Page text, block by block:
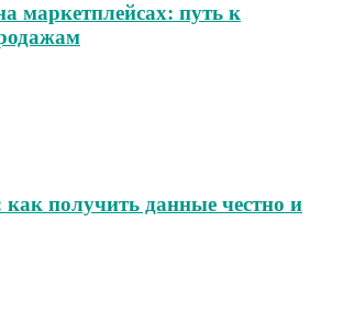
маркетплейсах: путь к
получить данные честно и